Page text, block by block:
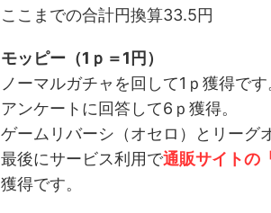
ここまでの合計円換算33.5円
モッピー（1ｐ＝1円）
ノーマルガチャを回して1ｐ獲得です
アンケートに回答して6ｐ獲得。
ゲームリバーシ（オセロ）とリーグ
最後にサービス利用で通販サイトの
獲得です。